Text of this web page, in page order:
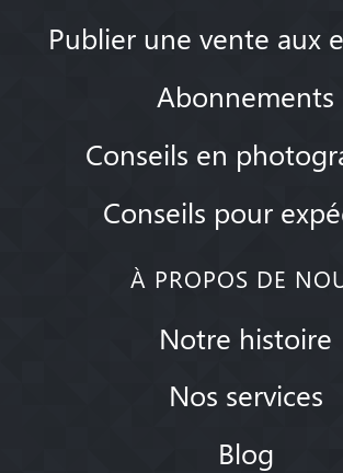
Publier une vente aux
Abonnements
Conseils en
Conseils pour
À PROPOS DE
Notre histoire
Nos services
Blog